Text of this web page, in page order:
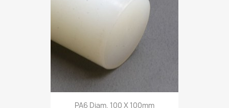
PA6 Diam. 100 X 100mm